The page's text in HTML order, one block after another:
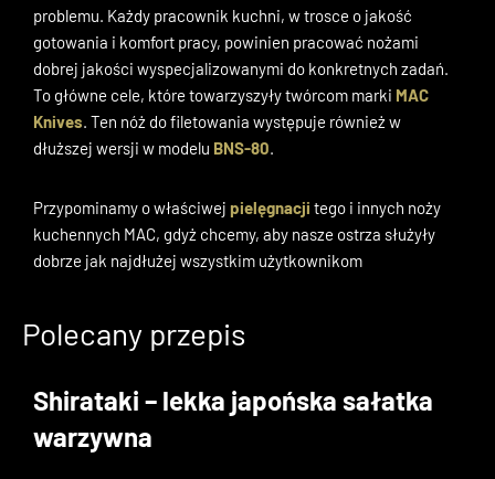
problemu. Każdy pracownik kuchni, w trosce o jakość
gotowania i komfort pracy, powinien pracować nożami
dobrej jakości wyspecjalizowanymi do konkretnych zadań.
To główne cele, które towarzyszyły twórcom marki MAC
Knives . Ten nóż do filetowania występuje również w
dłuższej wersji w modelu BNS-80
Przypominamy o właściwej pielęgnacji tego i innych noży
kuchennych MAC, gdyż chcemy, aby nasze ostrza służyły
dobrze jak najdłużej wszystkim użytkownikom
Polecany przepis
Shirataki – lekka japońska sałatka
warzywna